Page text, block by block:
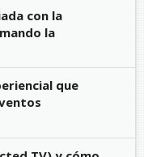
con la
la
que